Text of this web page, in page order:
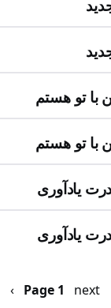
با تو هستم
با تو هستم
یادآوری
یادآوری
Page 1
صفحه next ›